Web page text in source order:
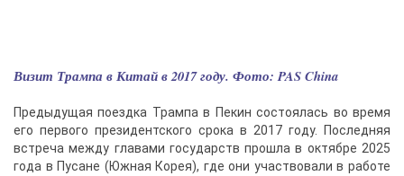
Визит Трампа в Китай в 2017 году. Фото: PAS China
Предыдущая поездка Трампа в Пекин состоялась во время
его первого президентского срока в 2017 году. Последняя
встреча между главами государств прошла в октябре 2025
года в Пусане (Южная Корея), где они участвовали в работе